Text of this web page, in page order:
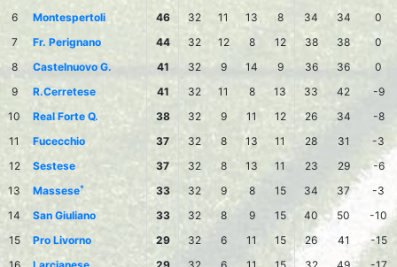
6
Montespertoli 46 32 11 13 8 34 34
0
7
Fr. Perignano 44 32 12 8 12 38 38
0
8
Castelnuovo G. 41 32 9 14 9 36 36
0
9
R.Cerretese 41 32 11 8 13 33 42
-9
10
Real Forte Q. 38 32 9 11 12 26 34
-8
11
Fucecchio 37 32 8 13 11 28 31
-3
12
Sestese 37 32 8 13 11 23 29
-6
13
Massese* 33 32 9 8 15 34 37
-3
14
San Giuliano 33 32 8 9 15 40 50
-10
15
Pro Livorno 29 32 6 11 15 26 41
-15